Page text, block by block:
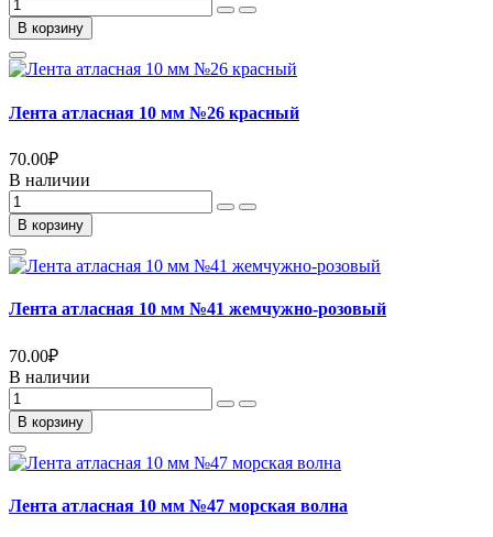
В корзину
Лента атласная 10 мм №26 красный
70.00₽
В наличии
В корзину
Лента атласная 10 мм №41 жемчужно-розовый
70.00₽
В наличии
В корзину
Лента атласная 10 мм №47 морская волна